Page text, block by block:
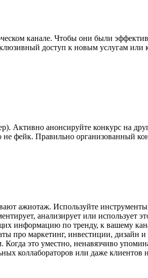
канале. Чтобы они были
доступ к новым услугам или
Активно анонсируйте конкурс на
не фейк. Правильно организованный
ажиотаж. Используйте
анализирует или использует
информацию по тренду, к вашему
про маркетинг, инвестиции, дизайн и
это уместно, ненавязчиво
коллабораторов или даже клиентов